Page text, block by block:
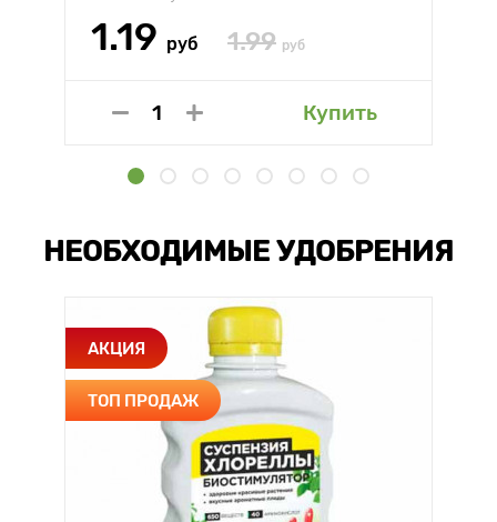
1.19 руб 1.99 руб
Купить
НЕОБХОДИМЫЕ УДОБРЕНИЯ
АКЦИЯ
ТОП ПРОДАЖ